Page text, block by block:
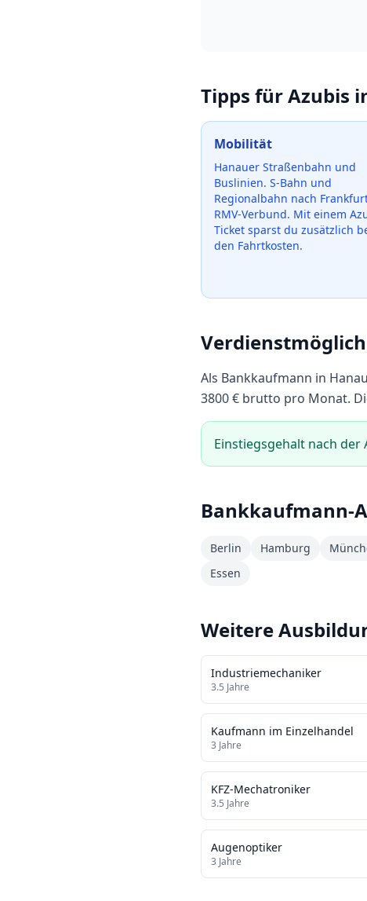
Tipps für Azubis
Mobilität
Hanauer Straßenbahn und
Buslinien. S-Bahn und
Regionalbahn nach
RMV-Verbund. Mit einem
Ticket sparst du zusätzlich
den Fahrtkosten.
Als Bankkaufmann in Hanau
3800€ brutto pro Monat.
Einstiegsgehalt nach der
Bankkaufmann-
Berlin Hamburg
Essen
Weitere
Industriemechaniker
3.5 Jahre
Kaufmann im Einzelhandel
3 Jahre
KFZ-Mechatroniker
3.5 Jahre
Augenoptiker
3 Jahre